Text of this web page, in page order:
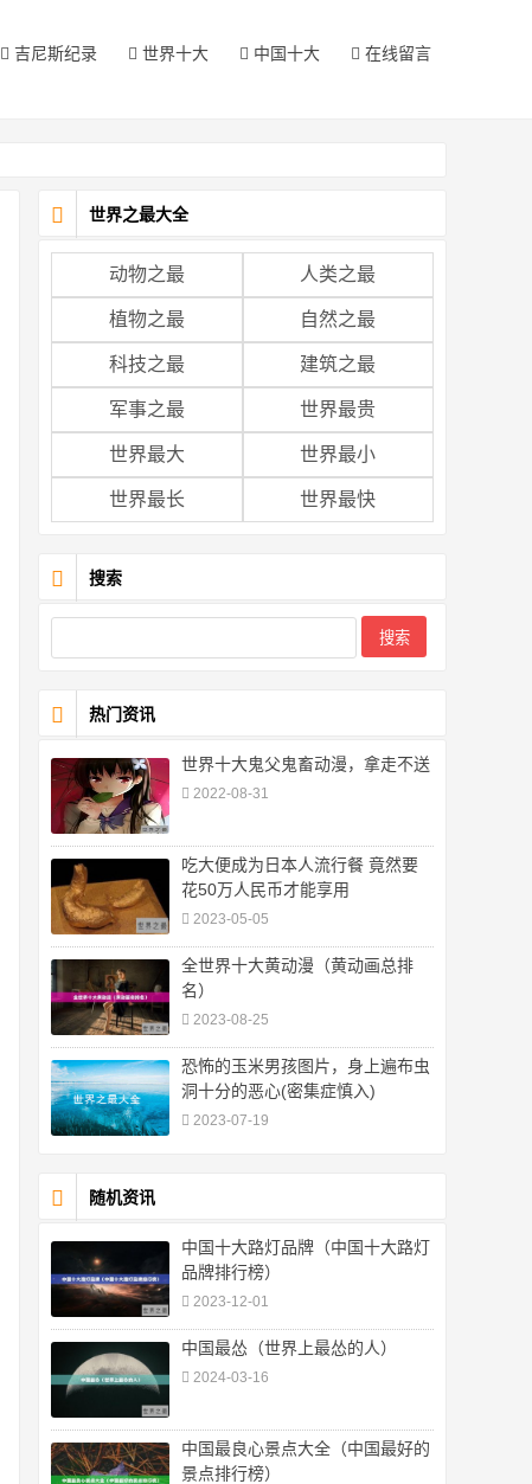
吉尼斯纪录 世界十大 中国十大 在线留言
世界之最大全
动物之最 人类之最
植物之最 自然之最
科技之最 建筑之最
军事之最 世界最贵
世界最大 世界最小
世界最长 世界最快
搜索
热门资讯
世界十大鬼父鬼畜动漫，拿走不送
2022-08-31
吃大便成为日本人流行餐 竟然要
花50万人民币才能享用
2023-05-05
全世界十大黄动漫（黄动画总排
名）
2023-08-25
恐怖的玉米男孩图片，身上遍布虫
洞十分的恶心(密集症慎入)
2023-07-19
随机资讯
中国十大路灯品牌（中国十大路灯
品牌排行榜）
2023-12-01
中国最怂（世界上最怂的人）
2024-03-16
中国最良心景点大全（中国最好的
景点排行榜）